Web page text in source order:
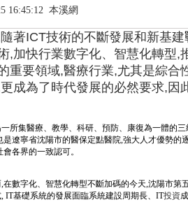
16:45:12 本溪網
著ICT技術的不斷發展和新基建
,加快行業數字化、智慧化轉型,
重要領域,醫療行業,尤其是綜合
成為了時代發展的必然要求,因
所集醫療、教學、科研、預防、康復為一體的
是遼寧省沈陽市的醫保定點醫院,強大人才優勢
各界的一致認可。
在數字化、智慧化轉型不斷加碼的今天,沈陽市
IT基礎系統的發展面臨系統建設周期長、IT投資